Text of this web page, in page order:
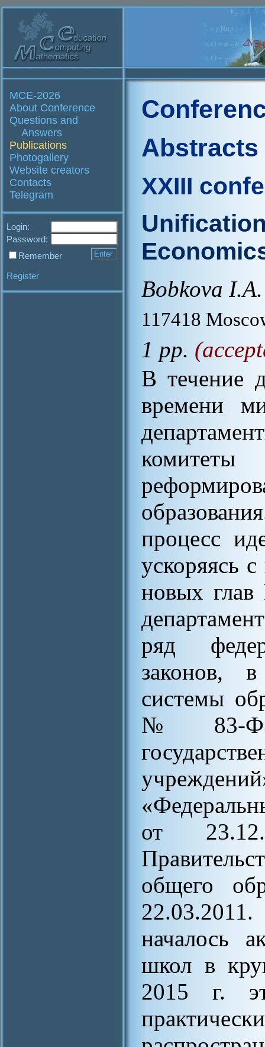
MCE-2026
About Conference
Questions and
Answers
Publications
Photogallery
Website creators
Contacts
Telegram
Login:
Password:
Remember
Register
Abstracts
XXIII
Bobkova I.A.
117418
1 pp.
В течение
времени
комитеты
процесс
ускоряясь
новых
ряд
законов,
системы
№ 83-ФЗ
от
общего
началось
школ в
2015 г.